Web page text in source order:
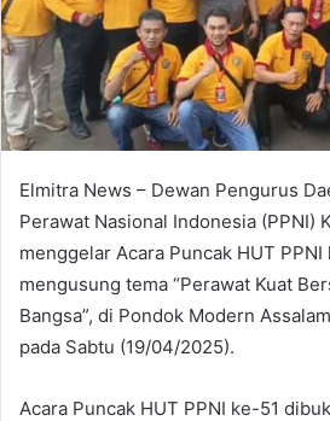
Elmitra News – Dewan Pengurus
Perawat Nasional Indonesia (PPNI)
menggelar Acara Puncak HUT PPNI
mengusung tema “Perawat Kuat
Bangsa”, di Pondok Modern
pada Sabtu (19/04/2025).
Acara Puncak HUT PPNI ke-51